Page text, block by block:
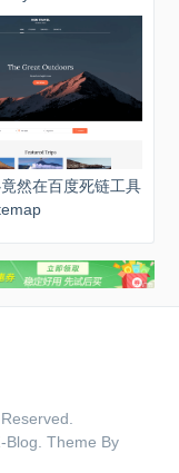
然在百度死链工具
Blog. Theme By